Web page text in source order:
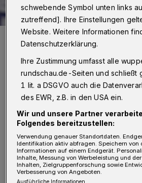
Selbstvertrauen pur: Milan Kotrc.
Foto: Dirk Freund
G ut sieben Stunden und
Kilometer werden die
ab Freitagmittag unterwegs
Bodensee das
beim Tabellenvorletzten der
schwebende Symbol unten links
zutreffend]. Ihre Einstellungen
Website. Weitere Informationen
Datenschutzerklärung.
Ihre Zustimmung umfasst alle
rundschau.de-Seiten und schließt
1 lit. a DSGVO auch die
des EWR, z.B. in den USA ein.
Wir und unsere Partner
Folgendes bereitzustellen:
Verwendung genauer Standortdaten.
Identifikation aktiv abfragen. Speichern von
Informationen auf einem Endgerät.
Inhalte, Messung von Werbeleistung und
Inhalten, Zielgruppenforschung sowie
Verbesserung von Angeboten.
Ausführliche Informationen